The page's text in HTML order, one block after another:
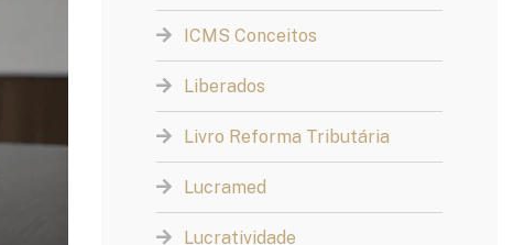
ICMS Conceitos
Liberados
Livro Reforma Tributária
Lucramed
Lucratividade